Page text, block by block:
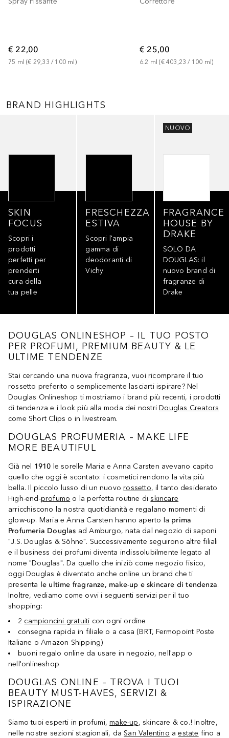
€ 22,00
75 ml (€ 29,33 / 100 ml)
€ 25,00
6.2 ml (€ 403,23 / 100 ml)
BRAND HIGHLIGHTS
SKIN
FOCUS
Scopri i
prodotti
perfetti per
prenderti
cura della
tua pelle
FRESCHEZZA
ESTIVA
Scopri l'ampia
gamma di
deodoranti di
Vichy
NUOVO
FRAGRANCE
HOUSE BY
DRAKE
SOLO DA
DOUGLAS: il
nuovo brand di
fragranze di
Drake
DOUGLAS ONLINESHOP – IL TUO POSTO
PER PROFUMI, PREMIUM BEAUTY & LE
ULTIME TENDENZE
Stai cercando una nuova fragranza, vuoi ricomprare il tuo
rossetto preferito o semplicemente lasciarti ispirare? Nel
Douglas Onlineshop ti mostriamo i brand più recenti, i prodotti
di tendenza e i look più alla moda dei nostriDouglas Creators
come Short Clips o in livestream.
DOUGLAS PROFUMERIA – MAKE LIFE
MORE BEAUTIFUL
Già nel 1910 le sorelle Maria e Anna Carsten avevano capito
quello che oggi è scontato: i cosmetici rendono la vita più
bella. Il piccolo lusso di un nuovorossetto, il tanto desiderato
High-end-profumo o la perfetta routine diskincare
arricchiscono la nostra quotidianità e regalano momenti di
glow-up. Maria e Anna Carsten hanno aperto la prima
Profumeria Douglas ad Amburgo, nata dal negozio di saponi
"J.S. Douglas & Söhne". Successivamente seguirono altre filiali
e il business dei profumi diventa indissolubilmente legato al
nome "Douglas". Da quello che iniziò come negozio fisico,
oggi Douglas è diventato anche online un brand che ti
presenta le ultime fragranze, make-up e skincare di tendenza.
Inoltre, vediamo come ovvi i seguenti servizi per il tuo
shopping:
2 campioncini gratuiti con ogni ordine
consegna rapida in filiale o a casa (BRT, Fermopoint Poste
Italiane o Amazon Shipping)
buoni regalo online da usare in negozio, nell'app o
nell'onlineshop
DOUGLAS ONLINE – TROVA I TUOI
BEAUTY MUST-HAVES, SERVIZI &
ISPIRAZIONE
Siamo tuoi esperti in profumi,make-up, skincare & co.! Inoltre,
nelle nostre sezioni stagionali, daSan Valentino aestate fino a